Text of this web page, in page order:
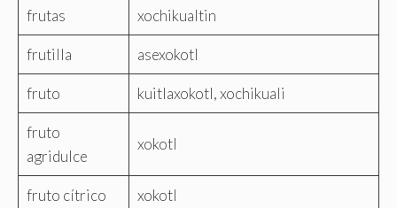
frutas xochikualtin
frutilla asexokotl
fruto kuitlaxokotl, xochikuali
fruto
agridulce
xokotl
fruto cítrico xokotl